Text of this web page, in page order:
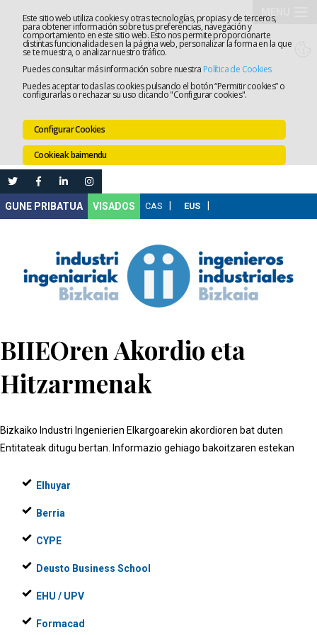
Este sitio web utiliza cookies y otras tecnologías, propias y de terceros,
para obtener información sobre tus preferencias, navegación y
comportamiento en este sitio web. Esto nos permite proporcionarte
distintas funcionalidades en la página web, personalizar la forma en la que
se te muestra, o analizar nuestro tráfico.
Puedes consultar más información sobre nuestra Política de Cookies
Puedes aceptar todas las cookies pulsando el botón “Permitir cookies” o
configurarlas o rechazar su uso clicando "Configurar cookies".
Configurar Cookies
Cookieak baimendu
VISADOS
BIIEOren Akordio eta
Hitzarmenak
Bizkaiko Industri Ingenierien Elkargoarekin akordioren bat duten
Entitateak ditugu bertan. Informazio gehiago bakoitzaren estekan
Elhuyar
Berria
CYPE
Deusto Business School
EHU / UPV
Formacad
Elkargoa
Lanaren
Leihatila